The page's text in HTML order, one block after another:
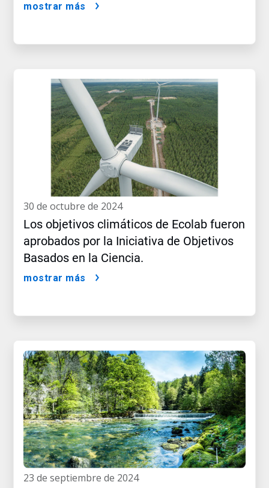
mostrar más
30 de octubre de 2024
Los objetivos climáticos de Ecolab fueron
aprobados por la Iniciativa de Objetivos
Basados en la Ciencia.
mostrar más
23 de septiembre de 2024